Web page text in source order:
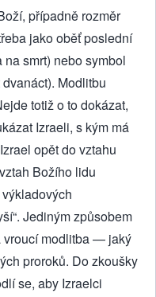
případně rozměr
jako oběť poslední
smrt) nebo symbol
Modlitbu
totiž o to dokázat,
Izraeli, s kým má
opět do vztahu
Božího lidu
výkladových
Jediným způsobem
vroucí modlitba — jaký
proroků. Do zkoušky
se, aby Izraelci